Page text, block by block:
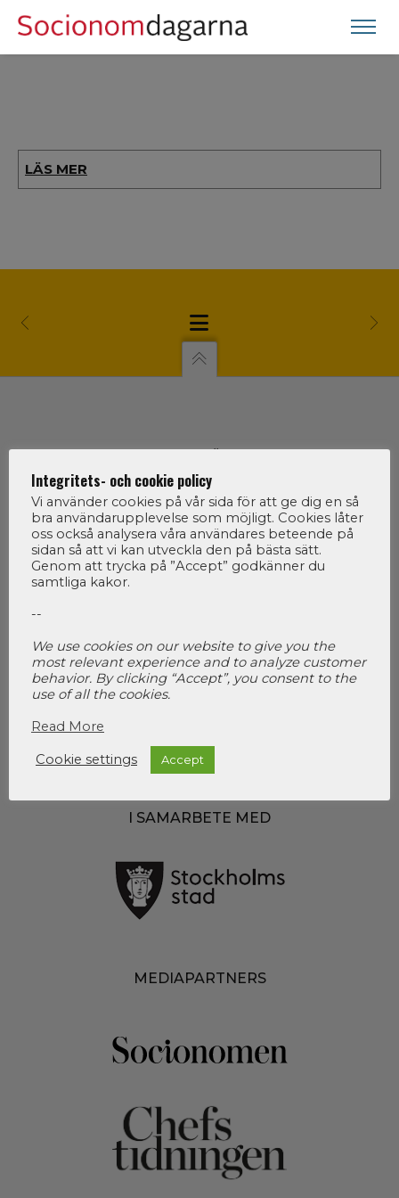
LÄS MER
ORGANISATÖR
I SAMARBETE MED
MEDIAPARTNERS
Integritets- och cookie policy
Vi använder cookies på vår sida för att ge dig en så
bra användarupplevelse som möjligt. Cookies låter
oss också analysera våra användares beteende på
sidan så att vi kan utveckla den på bästa sätt.
Genom att trycka på ”Accept” godkänner du
samtliga kakor.
--
We use cookies on our website to give you the
most relevant experience and to analyze customer
behavior. By clicking “Accept”, you consent to the
use of all the cookies.
Read More
Cookie settings Accept